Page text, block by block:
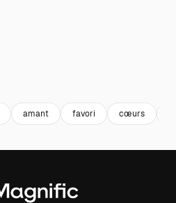
amant favori cœurs